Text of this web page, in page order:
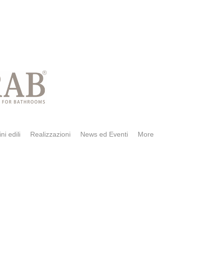
edili Realizzazioni News ed Eventi More